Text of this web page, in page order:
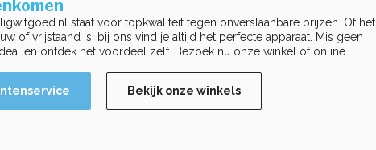
staat voor topkwaliteit tegen onverslaanbare prijzen. Of het
of vrijstaand is, bij ons vind je altijd het perfecte apparaat. Mis geen
en ontdek het voordeel zelf. Bezoek nu onze winkel of online.
Bekijk onze winkels